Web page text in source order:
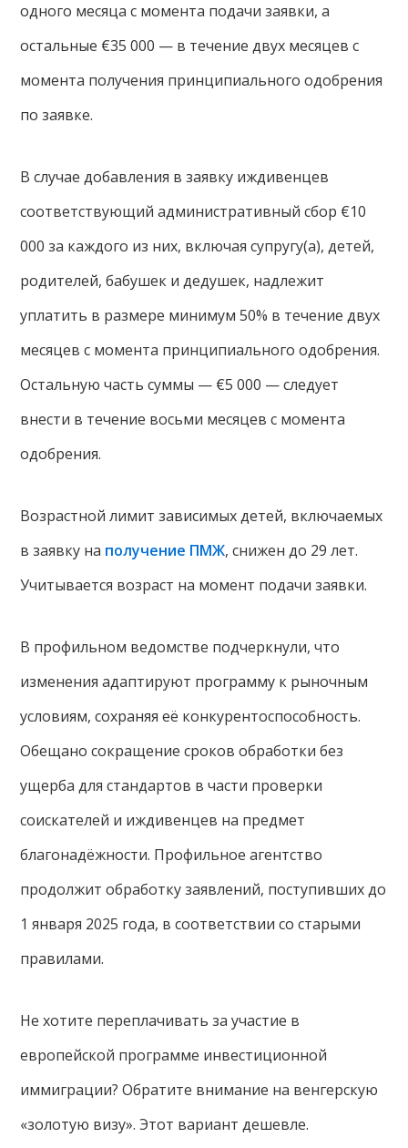
одного месяца с момента подачи заявки, а
остальные €35 000 — в течение двух месяцев с
момента получения принципиального одобрения
по заявке.
В случае добавления в заявку иждивенцев
соответствующий административный сбор €10
000 за каждого из них, включая супругу(а), детей,
родителей, бабушек и дедушек, надлежит
уплатить в размере минимум 50% в течение двух
месяцев с момента принципиального одобрения.
Остальную часть суммы — €5 000 — следует
внести в течение восьми месяцев с момента
одобрения.
Возрастной лимит зависимых детей, включаемых
в заявку на получение ПМЖ, снижен до 29 лет.
Учитывается возраст на момент подачи заявки.
В профильном ведомстве подчеркнули, что
изменения адаптируют программу к рыночным
условиям, сохраняя её конкурентоспособность.
Обещано сокращение сроков обработки без
ущерба для стандартов в части проверки
соискателей и иждивенцев на предмет
благонадёжности. Профильное агентство
продолжит обработку заявлений, поступивших до
1 января 2025 года, в соответствии со старыми
правилами.
Не хотите переплачивать за участие в
европейской программе инвестиционной
иммиграции? Обратите внимание на венгерскую
«золотую визу». Этот вариант дешевле.